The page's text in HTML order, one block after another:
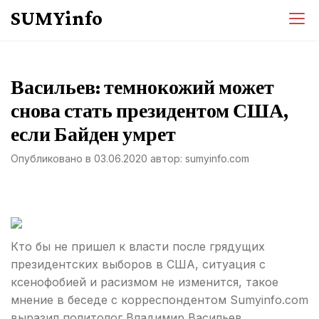
SUMYinfo
Васильев: темнокожий может
снова стать президентом США,
если Байден умрет
Опубликовано в 03.06.2020 автор: sumyinfo.com
Кто бы не пришел к власти после грядущих
президентских выборов в США, ситуация с
ксенофобией и расизмом не изменится, такое
мнение в беседе с корреспондентом Sumyinfo.com